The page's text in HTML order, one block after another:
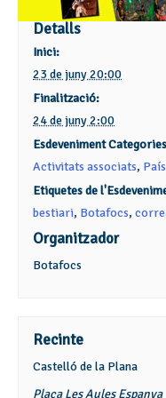
Detalls
Inici:
23 de juny 20:00
Finalització:
24 de juny 2:00
Esdeveniment
Activitats associats,
Etiquetes de
bestiari, Botafocs,
Organitzador
Botafocs
Recinte
Castelló de la Plana
Plaça Les Aules Espanya